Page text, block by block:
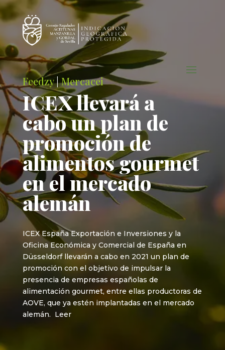
Feedzy|Mercacei
ICEX llevará a
cabo un plan de
promoción de
alimentos gourmet
en el mercado
alemán
ICEX España Exportación e Inversiones y la
Oficina Económica y Comercial de España en
Düsseldorf llevarán a cabo en 2021 un plan de
promoción con el objetivo de impulsar la
presencia de empresas españolas de
alimentación gourmet, entre ellas productoras de
AOVE, que ya estén implantadas en el mercado
alemán. Leer